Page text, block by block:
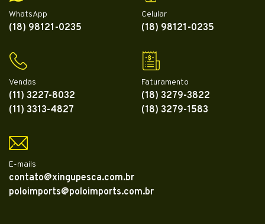
WhatsApp
(18) 98121-0235
Celular
(18) 98121-0235
Vendas
(11) 3227-8032
(11) 3313-4827
Faturamento
(18) 3279-3822
(18) 3279-1583
E-mails
contato@xingupesca.com.br
poloimports@poloimports.com.br